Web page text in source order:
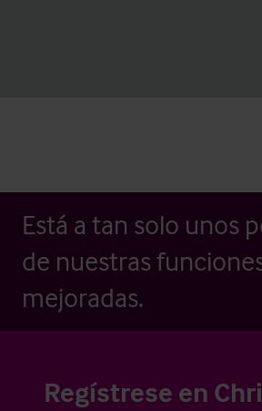
Está a tan solo unos
de nuestras
mejoradas.
Regístrese en